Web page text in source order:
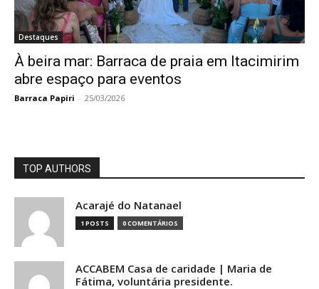
Destaques
À beira mar: Barraca de praia em Itacimirim
abre espaço para eventos
Barraca Papiri - 25/03/2026
TOP AUTHORS
Acarajé do Natanael
1 POSTS 0 COMENTÁRIOS
ACCABEM Casa de caridade | Maria de
Fátima, voluntária presidente.